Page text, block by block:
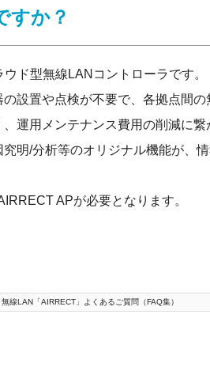
すか？
ド型無線LANコントローラです。
設置や点検が不要で、各拠点間
運用メンテナンス費用の削減に繋
明/分析等のオリジナル機能が、
APが必要となります。
線LAN「AIRRECT」よくあるご質問（FAQ集）